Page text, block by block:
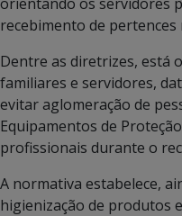
recebimento de pertences
Dentre as diretrizes, está
familiares e servidores,
evitar aglomeração de
Equipamentos de
profissionais durante o
A normativa estabelece,
higienização de produtos